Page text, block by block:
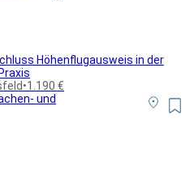
Höhenflugausweis in der
•1.190 €
und